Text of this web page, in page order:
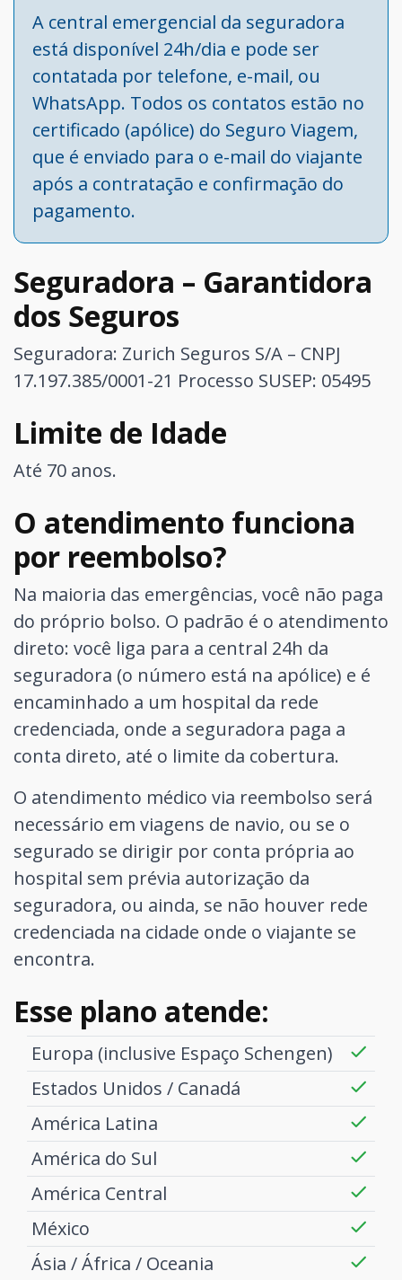
A central emergencial da seguradora
está disponível 24h/dia e pode ser
contatada por telefone, e-mail, ou
WhatsApp. Todos os contatos estão no
certificado (apólice) do Seguro Viagem,
que é enviado para o e-mail do viajante
após a contratação e confirmação do
pagamento.
Seguradora – Garantidora
dos Seguros
Seguradora: Zurich Seguros S/A – CNPJ
17.197.385/0001-21 Processo SUSEP: 05495
Limite de Idade
Até 70 anos.
O atendimento funciona
por reembolso?
Na maioria das emergências, você não paga
do próprio bolso. O padrão é o atendimento
direto: você liga para a central 24h da
seguradora (o número está na apólice) e é
encaminhado a um hospital da rede
credenciada, onde a seguradora paga a
conta direto, até o limite da cobertura.
O atendimento médico via reembolso será
necessário em viagens de navio, ou se o
segurado se dirigir por conta própria ao
hospital sem prévia autorização da
seguradora, ou ainda, se não houver rede
credenciada na cidade onde o viajante se
encontra.
Esse plano atende:
Europa (inclusive Espaço Schengen)
Estados Unidos / Canadá
América Latina
América do Sul
América Central
México
Ásia / África / Oceania